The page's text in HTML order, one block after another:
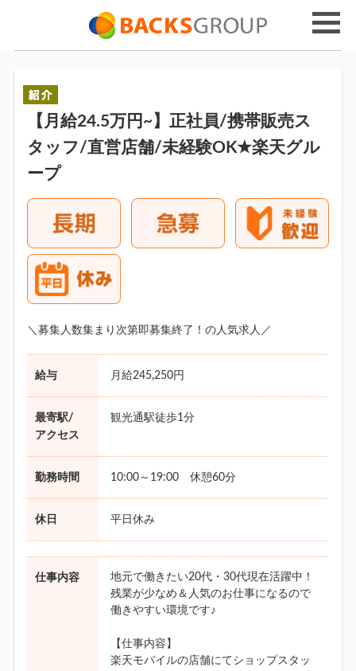
【月給24.5万円~】正社員/携帯販売ス
タッフ/直営店舗/未経験OK★楽天グル
ープ
＼募集人数集まり次第即募集終了！の人気求人／
給与 月給245,250円
最寄駅/
アクセス
観光通駅徒歩1分
勤務時間 10:00～19:00 休憩60分
休日 平日休み
仕事内容
地元で働きたい20代・30代現在活躍中！
残業が少なめ＆人気のお仕事になるので
働きやすい環境です♪
【仕事内容】
楽天モバイルの店舗にてショップスタッ